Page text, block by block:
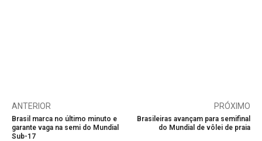
ANTERIOR
Brasil marca no último minuto e
garante vaga na semi do Mundial
Sub-17
PRÓXIMO
Brasileiras avançam para semifinal
do Mundial de vôlei de praia